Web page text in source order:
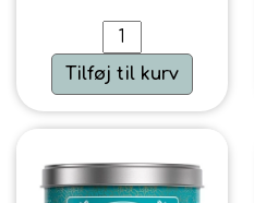
Tilføj til kurv